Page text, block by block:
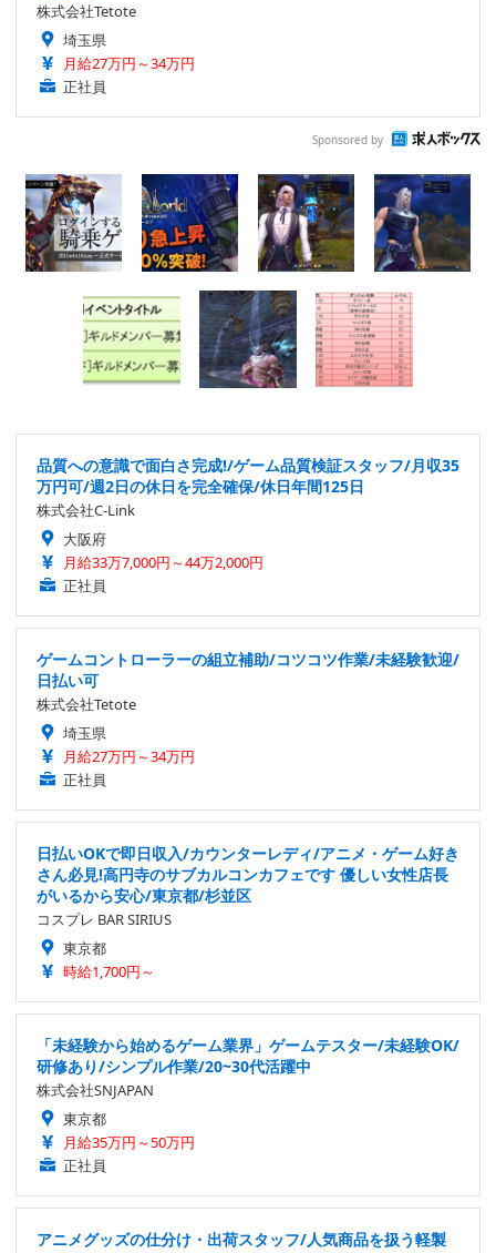
株式会社Tetote
埼玉県
月給27万円～34万円
正社員
Sponsored by
品質への意識で面白さ完成!/ゲーム品質検証スタッフ/月収35
万円可/週2日の休日を完全確保/休日年間125日
株式会社C-Link
大阪府
月給33万7,000円～44万2,000円
正社員
ゲームコントローラーの組立補助/コツコツ作業/未経験歓迎/
日払い可
株式会社Tetote
埼玉県
月給27万円～34万円
正社員
日払いOKで即日収入/カウンターレディ/アニメ・ゲーム好き
さん必見!高円寺のサブカルコンカフェです 優しい女性店長
がいるから安心/東京都/杉並区
コスプレ BAR SIRIUS
東京都
時給1,700円～
「未経験から始めるゲーム業界」ゲームテスター/未経験OK/
研修あり/シンプル作業/20~30代活躍中
株式会社SNJAPAN
東京都
月給35万円～50万円
正社員
アニメグッズの仕分け・出荷スタッフ/人気商品を扱う軽製